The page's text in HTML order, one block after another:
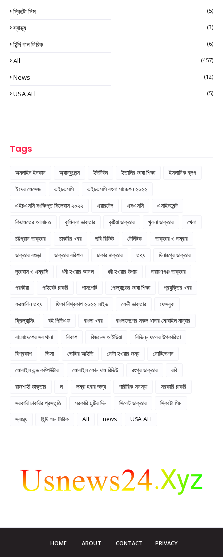
স্কিটো সিম (5)
স্বাস্থ্য (3)
হিন্দি গান লিরিক (6)
All (457)
News (12)
USA ALl (5)
Tags
অনলাইন ইনকাম অ্যাম্বুলেন্স ইউটিউব ইতালির ভাষা শিক্ষা
ইসলামিক ব্লগ
ঈদের মেসেজ
এইচএসসি
এইচএসসি বাংলা সাজেশন ২০২২
এইচএসসি সংক্ষিপ্ত সিলেবাস ২০২২
এয়ারটেল এসএসসি
এসাইনমেন্ট
কিয়ামতের আলামত
কুমিল্লা ডাক্তার কুষ্টিয়া ডাক্তার খুলনা ডাক্তার
খেলা
চট্টগ্রাম ডাক্তার
চাকরির খবর ছবি রিভিউ টেলিটক
ডাক্তার ও নাম্বার
ডাক্তার বগুড়া
ডাক্তার বরিশাল ঢাকার ডাক্তার তথ্য
দিনাজপুর ডাক্তার
দূতাবাস ও এম্বাসি
ধনী হওয়ার আমল ধনী হওয়ার উপায়
নারায়ণগঞ্জ ডাক্তার
পরকীয়া
পাইবেট চাকরি পাসপোর্ট পোল্যান্ডের ভাষা শিক্ষা
প্রযুক্তির খবর
ফরমালিন তথ্য
ফিফা বিশ্বকাপ ২০২২ লাইভ ফেনী ডাক্তার
ফেসবুক
ফ্রিল্যান্সিং
বই পিডিএফ বাংলা খবর
বাংলাদেশের সকল থানার মোবাইল নাম্বার
বাংলাদেশের সব থানা
বিকাশ বিজনেস আইডিয়া
বিভিন্ন ফলের উপকারিতা
বিশ্বকাপ
ভিসা ভোটার আইডি মোটা হওয়ার জন্য
মোটিভেশন
মোবাইল এন্ড কম্পিউটার
মোবাইল ফোন দাম রিভিউ রংপুর ডাক্তার
রবি
রাজশাহী ডাক্তার
ল লম্বা হবার জন্য শারীরিক সমস্যা
সরকারি চাকরি
সরকারি চাকরির প্রস্তুতি
সরকারি ছুটির দিন সিলেট ডাক্তার
স্কিটো সিম
স্বাস্থ্য
হিন্দি গান লিরিক All news USA ALl
HOME ABOUT CONTACT PRIVACY